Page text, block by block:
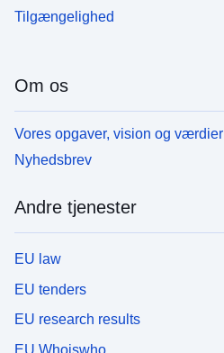
Tilgængelighed
Om os
Vores opgaver, vision og værdier
Nyhedsbrev
Andre tjenester
EU law
EU tenders
EU research results
EU Whoiswho